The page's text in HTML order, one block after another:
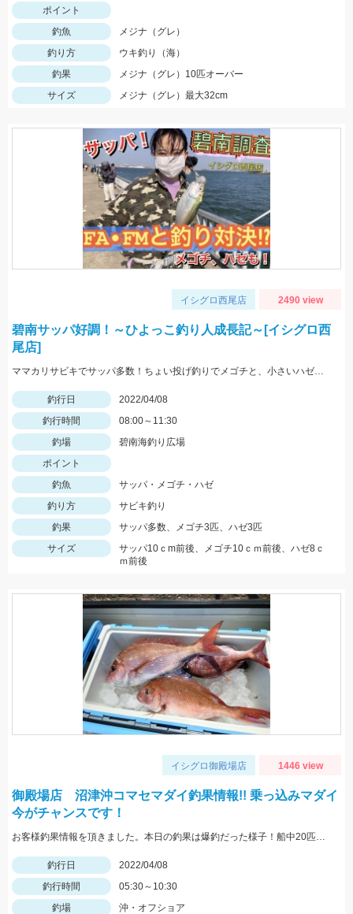
ポイント
釣魚
メジナ（グレ）
釣り方
ウキ釣り（海）
釣果
メジナ（グレ）10匹オーバー
サイズ
メジナ（グレ）最大32cm
イシグロ西尾店 2490 view
碧南サッパ好調！～ひよっこ釣り人成長記～[イシグロ西
尾店]
ママカリサビキでサッパ多数！ちょい投げ釣りでメゴチと、小さいハゼも釣れました！針は小さめがオススメ！
釣行日
2022/04/08
釣行時間
08:00～11:30
釣場
碧南海釣り広場
ポイント
釣魚
サッパ・メゴチ・ハゼ
釣り方
サビキ釣り
釣果
サッパ多数、メゴチ3匹、ハゼ3匹
サイズ
サッパ10ｃm前後、メゴチ10ｃｍ前後、ハゼ8ｃ
ｍ前後
イシグロ御殿場店 1446 view
御殿場店 沼津沖コマセマダイ釣果情報!! 乗っ込みマダイ
今がチャンスです！
お客様釣果情報を頂きました。本日の釣果は爆釣だった様子！船中20匹前後の釣果！ハリスは4号10～12ｍ針はチヌ針3号。夜光玉はひかり玉レッドの2号です。
釣行日
2022/04/08
釣行時間
05:30～10:30
釣場
沖・オフショア